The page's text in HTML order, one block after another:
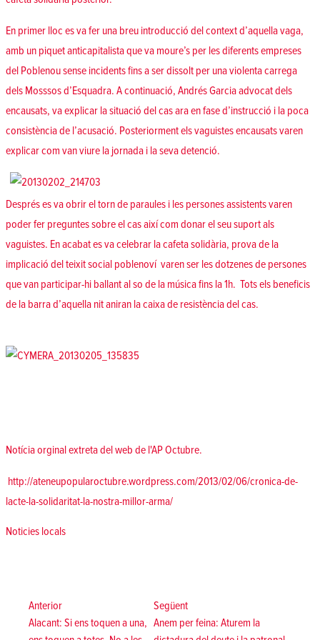
En primer lloc es va fer una breu introducció del context d’aquella vaga,
amb un piquet anticapitalista que va moure’s per les diferents empreses
del Poblenou sense incidents fins a ser dissolt per una violenta carrega
dels Mosssos d’Esquadra. A continuació, Andrés Garcia advocat dels
encausats, va explicar la situació del cas ara en fase d’instrucció i la poca
consistència de l’acusació. Posteriorment els vaguistes encausats varen
explicar com van viure la jornada i la seva detenció.
Després es va obrir el torn de paraules i les persones assistents varen
poder fer preguntes sobre el cas així com donar el seu suport als
vaguistes. En acabat es va celebrar la cafeta solidària, prova de la
implicació del teixit social poblenoví varen ser les dotzenes de persones
que van participar-hi ballant al so de la música fins la 1h. Tots els beneficis
de la barra d’aquella nit aniran la caixa de resistència del cas.
Notícia orginal extreta del web de l'AP Octubre.
http://ateneupopularoctubre.wordpress.com/2013/02/06/cronica-de-
lacte-la-solidaritat-la-nostra-millor-arma/
Posted in
Noticies locals
d'entradesAnteriorAnterior:
Alacant: Si ens toquen a una,
SegüentSegüent:
Anem per feina: Aturem la